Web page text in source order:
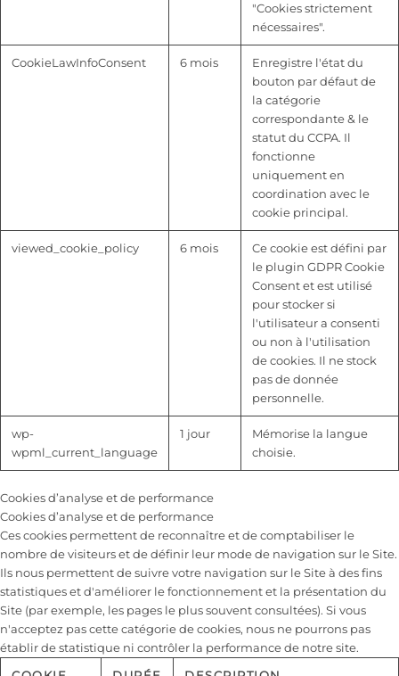
"Cookies strictement
nécessaires".
CookieLawInfoConsent 6 mois
Enregistre l'état du
bouton par défaut de
la catégorie
correspondante & le
statut du CCPA. Il
fonctionne
uniquement en
coordination avec le
cookie principal.
viewed_cookie_policy 6 mois
Ce cookie est défini par
le plugin GDPR Cookie
Consent et est utilisé
pour stocker si
l'utilisateur a consenti
ou non à l'utilisation
de cookies. Il ne stock
pas de donnée
personnelle.
wp-
wpml_current_language
1 jour
Mémorise la langue
choisie.
Cookies d’analyse et de performance
Cookies d’analyse et de performance
Ces cookies permettent de reconnaître et de comptabiliser le
nombre de visiteurs et de définir leur mode de navigation sur le Site.
Ils nous permettent de suivre votre navigation sur le Site à des fins
statistiques et d'améliorer le fonctionnement et la présentation du
Site (par exemple, les pages le plus souvent consultées). Si vous
n'acceptez pas cette catégorie de cookies, nous ne pourrons pas
établir de statistique ni contrôler la performance de notre site.